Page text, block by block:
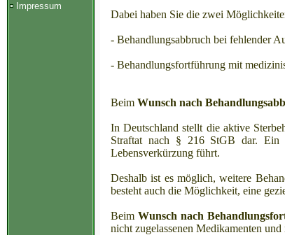
Impressum
Dabei haben Sie die zwei
- Behandlungsabbruch bei fehlender
- Behandlungsfortführung mit
Beim Wunsch nach
In Deutschland stellt die aktive
Straftat nach § 216 StGB dar. Ein
Lebensverkürzung führt.
Deshalb ist es möglich, weitere
besteht auch die Möglichkeit, eine
Beim Wunsch nach
nicht zugelassenen Medikamenten